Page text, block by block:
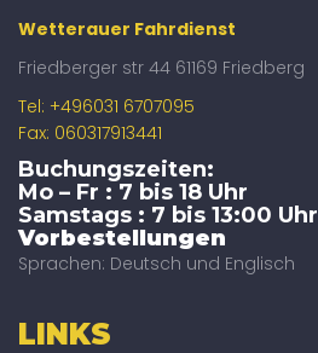
Wetterauer Fahrdienst
Friedberger str 44 61169 Friedberg
Tel: +496031 6707095
Fax: 060317913441
Buchungszeiten:
Mo – Fr : 7 bis 18 Uhr
Samstags : 7 bis 13:00 Uhr
Vorbestellungen
Sprachen: Deutsch und Englisch
LINKS